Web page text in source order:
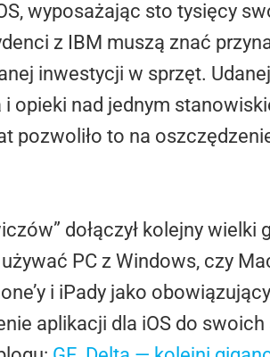
wyposażając sto tysięcy
z IBM muszą znać
inwestycji w sprzęt.
opieki nad jednym
pozwoliło to na
dołączył kolejny wielki
PC z Windows, czy
i iPady jako
aplikacji dla iOS do